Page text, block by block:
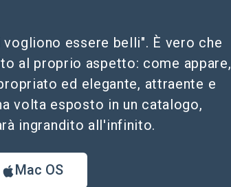
essere belli". È vero che
al proprio aspetto: come appare,
ed elegante, attraente e
volta esposto in un catalogo,
ingrandito all'infinito.
Mac OS